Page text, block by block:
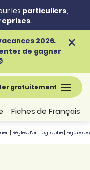
les particuliers,
.
2026.
de gagner
gratuitement
Fiches de Français
Règles d'orthographe Figure de